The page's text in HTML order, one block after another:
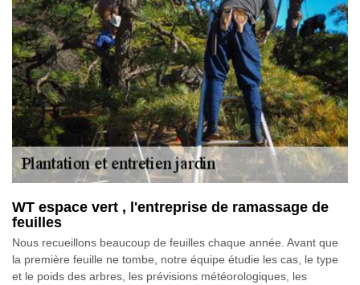
WT espace vert , l'entreprise de ramassage de
feuilles
Nous recueillons beaucoup de feuilles chaque année. Avant que
la première feuille ne tombe, notre équipe étudie les cas, le type
et le poids des arbres, les prévisions météorologiques, les